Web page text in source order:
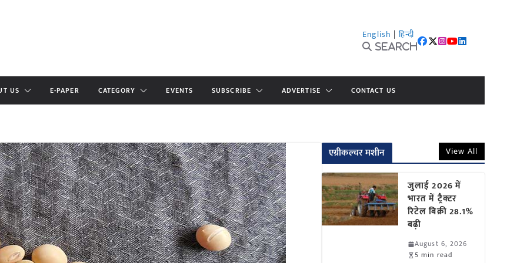
English | हिन्दी
Search
US E-PAPER CATEGORY EVENTS SUBSCRIBE ADVERTISE CONTACT US
एग्रीकल्चर मशीन View All
जुलाई 2026 में
भारत में ट्रैक्टर
रिटेल बिक्री 28.1%
बढ़ी
August 6, 2026
5 min read